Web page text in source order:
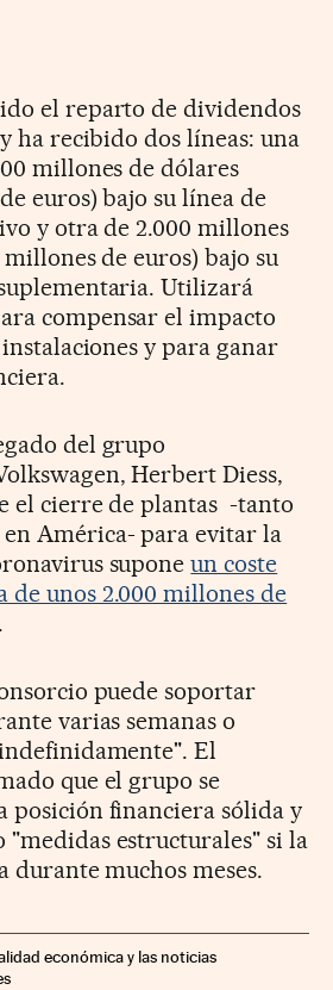
el reparto de dividendos
ha recibido dos líneas: una
millones de dólares
euros) bajo su línea de
y otra de 2.000 millones
millones de euros) bajo su
Utilizará
compensar el impacto
y para ganar
del grupo
Herbert Diess,
el cierre de plantas -tanto
América- para evitar la
suponeun coste
de unos 2.000 millones de
puede soportar
varias semanas o
El
que el grupo se
posición financiera sólida y
"medidas estructurales" si la
durante muchos meses.
económica y las noticias